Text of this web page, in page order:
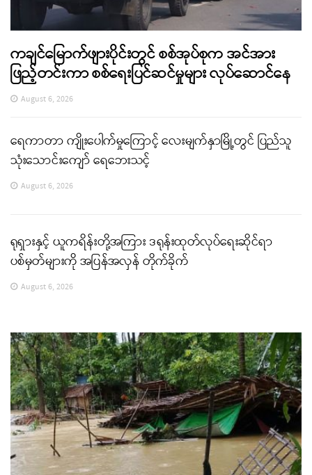
ကချင်မြောက်ဖျားပိုင်းတွင် စစ်အုပ်စုက အင်အား
ဖြည့်တင်းကာ စစ်ရေးပြင်ဆင်မှုများ လုပ်ဆောင်နေ
August 6, 2026
ရေကာတာ ကျိုးပေါက်မှုကြောင့် လေးမျက်နှာမြို့တွင် ပြည်သူ
သုံးသောင်းကျော် ရေဘေးသင့်
August 6, 2026
ရုရှားနှင့် ယူကရိန်းတို့အကြား ဒရုန်းထုတ်လုပ်ရေးဆိုင်ရာ
ပစ်မှတ်များကို အပြန်အလှန် တိုက်ခိုက်
August 6, 2026